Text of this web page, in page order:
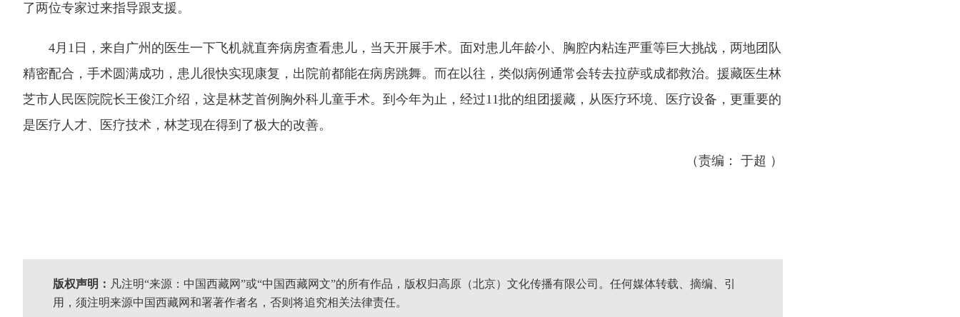
了两位专家过来指导跟支援。
4月1日，来自广州的医生一下飞机就直奔病房查看患儿，当天开展手术。面对患儿年龄小、胸腔内粘连严重等巨大挑战，两地团队
精密配合，手术圆满成功，患儿很快实现康复，出院前都能在病房跳舞。而在以往，类似病例通常会转去拉萨或成都救治。援藏医生林
芝市人民医院院长王俊江介绍，这是林芝首例胸外科儿童手术。到今年为止，经过11批的组团援藏，从医疗环境、医疗设备，更重要的
是医疗人才、医疗技术，林芝现在得到了极大的改善。
（责编： 于超 ）
版权声明： 凡注明“来源：中国西藏网”或“中国西藏网文”的所有作品，版权归高原（北京）文化传播有限公司。任何媒体转载、摘编、引
用，须注明来源中国西藏网和署著作者名，否则将追究相关法律责任。